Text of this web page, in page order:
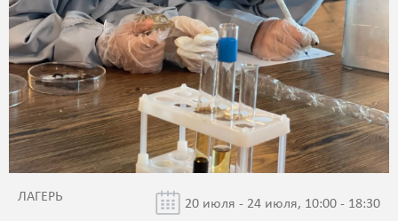
ЛАГЕРЬ 20 июля - 24 июля, 10:00 - 18:30